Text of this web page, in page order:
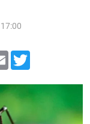
Email